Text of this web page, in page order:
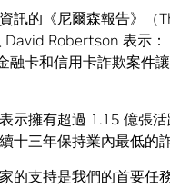
訊的《尼爾森報告》（
David Robertson 表示
融卡和信用卡詐欺案件
示擁有超過 1.15 億張
十三年保持業內最低的詐
的支持是我們的首要任